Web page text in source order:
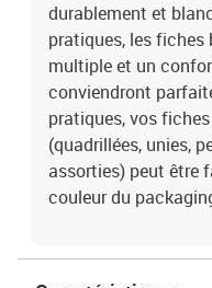
durablement et
pratiques, les
multiple et un
conviendront
pratiques, vos
(quadrillées, unies,
assorties) peut être
couleur du